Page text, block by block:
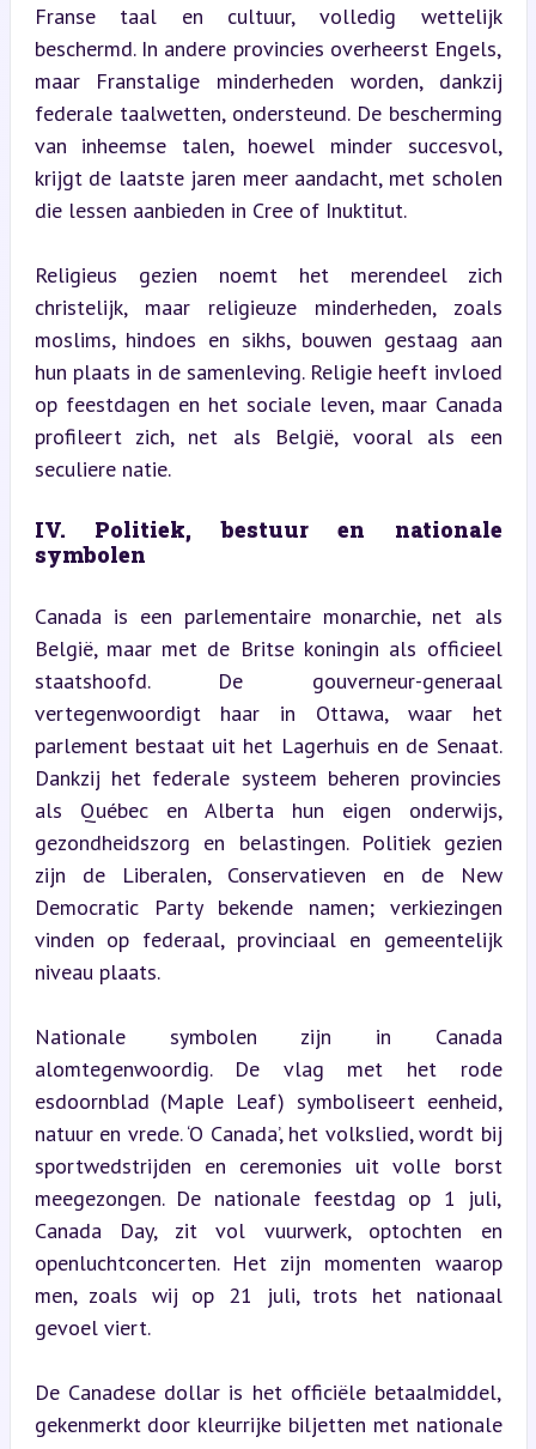
Franse taal en cultuur, volledig wettelijk
beschermd. In andere provincies overheerst Engels,
maar Franstalige minderheden worden, dankzij
federale taalwetten, ondersteund. De bescherming
van inheemse talen, hoewel minder succesvol,
krijgt de laatste jaren meer aandacht, met scholen
die lessen aanbieden in Cree of Inuktitut.
Religieus gezien noemt het merendeel zich
christelijk, maar religieuze minderheden, zoals
moslims, hindoes en sikhs, bouwen gestaag aan
hun plaats in de samenleving. Religie heeft invloed
op feestdagen en het sociale leven, maar Canada
profileert zich, net als België, vooral als een
seculiere natie.
IV. Politiek, bestuur en nationale
symbolen
Canada is een parlementaire monarchie, net als
België, maar met de Britse koningin als officieel
staatshoofd. De gouverneur-generaal
vertegenwoordigt haar in Ottawa, waar het
parlement bestaat uit het Lagerhuis en de Senaat.
Dankzij het federale systeem beheren provincies
als Québec en Alberta hun eigen onderwijs,
gezondheidszorg en belastingen. Politiek gezien
zijn de Liberalen, Conservatieven en de New
Democratic Party bekende namen; verkiezingen
vinden op federaal, provinciaal en gemeentelijk
niveau plaats.
Nationale symbolen zijn in Canada
alomtegenwoordig. De vlag met het rode
esdoornblad (Maple Leaf) symboliseert eenheid,
natuur en vrede. ‘O Canada’, het volkslied, wordt bij
sportwedstrijden en ceremonies uit volle borst
meegezongen. De nationale feestdag op 1 juli,
Canada Day, zit vol vuurwerk, optochten en
openluchtconcerten. Het zijn momenten waarop
men, zoals wij op 21 juli, trots het nationaal
gevoel viert.
De Canadese dollar is het officiële betaalmiddel,
gekenmerkt door kleurrijke biljetten met nationale